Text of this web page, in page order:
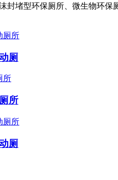
封堵型环保厕所、微生物环
厕
所
厕